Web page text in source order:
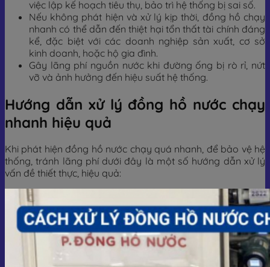
việc lập kế hoạch tiêu thụ, bảo trì hệ thống bị sai số.
Nếu không phát hiện và xử lý kịp thời, đồng hồ chạy
nhanh có thể dẫn đến thiệt hại tổn thất tài chính đáng
kể, đặc biệt với các doanh nghiệp sản xuất, cơ sở
kinh doanh, hoặc hộ gia đình.
Gây lãng phí nguồn nước khi đường ống bị rò rỉ, nứt
vỡ và ảnh hưởng đến hiệu suất hệ thống.
Hướng dẫn xử lý đồng hồ nước chạy
nhanh hiệu quả
Khi phát hiện đồng hồ nước chạy quá nhanh, để bảo vệ hệ
thống, tránh lãng phí dưới đây là một số hướng dẫn xử lý
vấn đề thiết thực, hiệu quả: